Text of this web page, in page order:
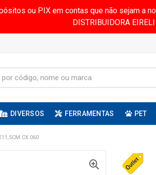
ou PIX em contas que não sejam a
DISTRIBUIDORA EIRELI
DIVERSOS FERRAMENTAS PET
CX:060